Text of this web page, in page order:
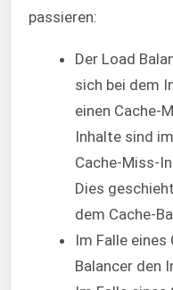
passieren:
Der Load
sich bei dem
einen Cache-
Inhalte sind
Cache-Miss-
Dies
dem Cache-
Im Falle
Balancer den